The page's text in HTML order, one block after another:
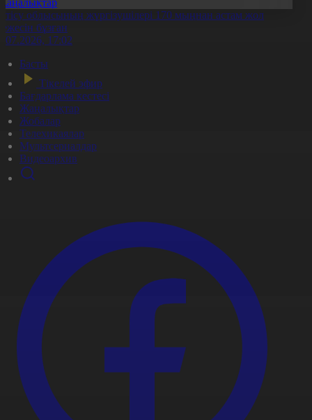
облысының жүргізушілері 170 мыңнан астам жол
бұзған
17:02
Басты
Тікелей эфир
Бағдарлама кестесі
Жаңалықтар
Жобалар
Телехикаялар
Мультсериалдар
Видеоархив